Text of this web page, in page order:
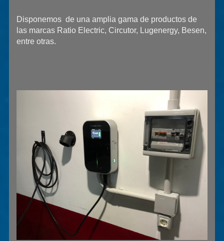
Disponemos de una amplia gama de productos de
las marcas Ratio Electric, Circutor, Lugenergy, Besen,
entre otras.